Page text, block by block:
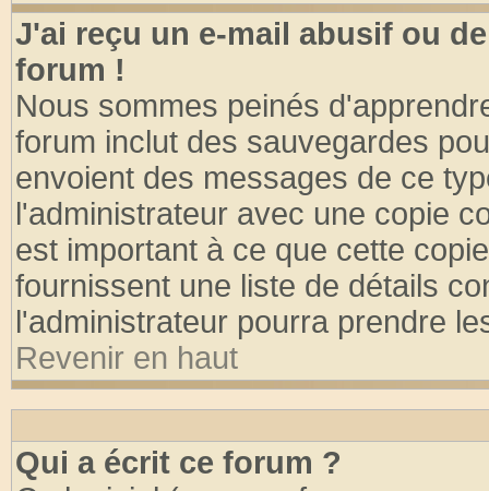
J'ai reçu un e-mail abusif ou
forum !
Nous sommes peinés
forum inclut des sauvegardes
envoient des messages de ce
l'administrateur avec une copie
est important à ce que cette
fournissent une liste de détails
l'administrateur pourra prendre
Revenir en haut
Qui a écrit ce forum ?